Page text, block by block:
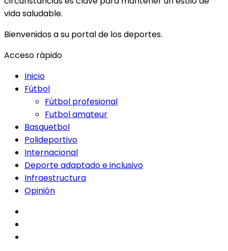
vida saludable.
Bienvenidos a su portal de los deportes.
Acceso rápido
Inicio
Fútbol
Fútbol profesional
Futbol amateur
Basquetbol
Polideportivo
Internacional
Deporte adaptado e inclusivo
Infraestructura
Opinión